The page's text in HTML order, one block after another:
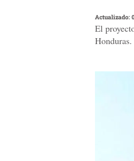
Actualizado:
El
Honduras.